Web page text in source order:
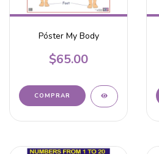
Póster My Body
$65.00